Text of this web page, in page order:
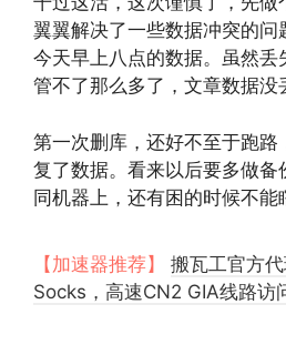
翼翼解决了一些数据冲突的问
今天早上八点的数据。虽然丢
管不了那么多了，文章数据没
第一次删库，还好不至于跑路
复了数据。看来以后要多做备
同机器上，还有困的时候不能
【加速器推荐】
搬瓦工官方
Socks，高速CN2 GIA线路访